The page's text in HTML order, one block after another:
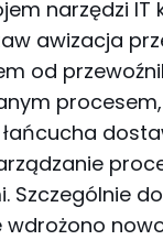
narzędzi IT
awizacja
od
Szczególnie
wdrożono